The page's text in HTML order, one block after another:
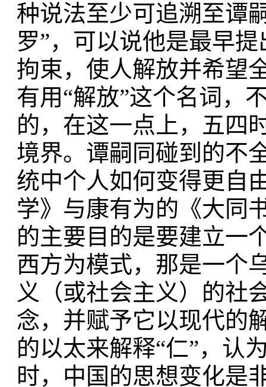
种说法至少可追溯至谭
罗”，可以说他是最早
拘束，使人解放并希望
有用“解放”这个名词，
的，在这一点上，五四
境界。谭嗣同碰到的不
统中个人如何变得更自
学》与康有为的《大同
的主要目的是要建立一
西方为模式，那是一个
义（或社会主义）的社
念，并赋予它以现代的
的以太来解释“仁”，认
时，中国的思想变化是